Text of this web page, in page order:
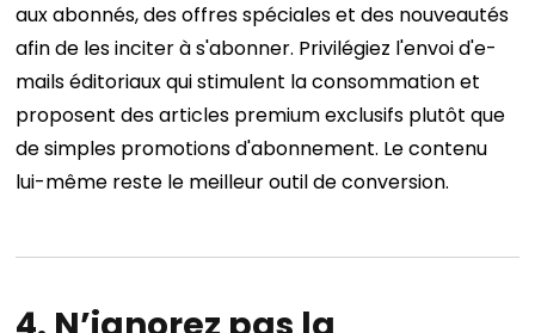
aux abonnés, des offres spéciales et des nouveautés
afin de les inciter à s'abonner. Privilégiez l'envoi d'e-
mails éditoriaux qui stimulent la consommation et
proposent des articles premium exclusifs plutôt que
de simples promotions d'abonnement. Le contenu
lui-même reste le meilleur outil de conversion.